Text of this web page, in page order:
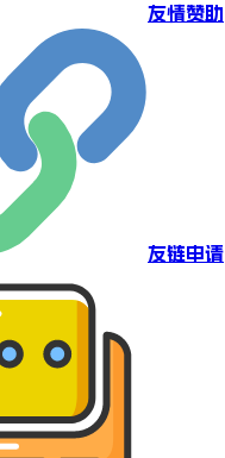
友情赞助
友链申请